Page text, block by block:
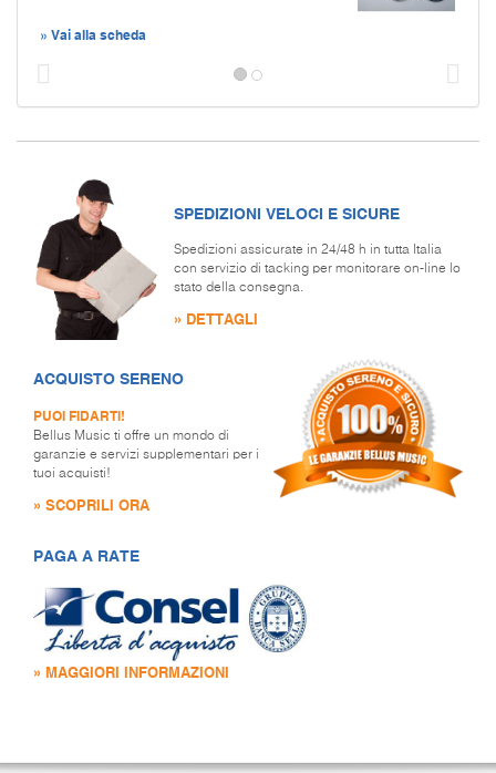
» Vai alla scheda
SPEDIZIONI VELOCI E SICURE
Spedizioni assicurate in 24/48 h in tutta Italia
con servizio di tacking per monitorare on-line lo
stato della consegna.
» DETTAGLI
ACQUISTO SERENO
PUOI FIDARTI!
Bellus Music ti offre un mondo di
garanzie e servizi supplementari per i
tuoi acquisti!
» SCOPRILI ORA
PAGA A RATE
» MAGGIORI INFORMAZIONI